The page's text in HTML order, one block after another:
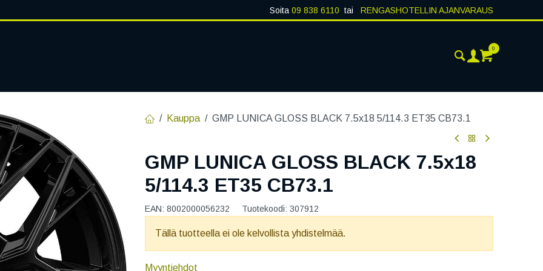
Soita 09 838 6110 tai RENGASHOTELLIN AJANVARAUS
0
Kauppa GMP LUNICA GLOSS BLACK 7.5x18 5/114.3 ET35 CB73.1
GMP LUNICA GLOSS BLACK 7.5x18
5/114.3 ET35 CB73.1
EAN: 8002000056232 Tuotekoodi: 307912
Tällä tuotteella ei ole kelvollista yhdistelmää.
Myyntiehdot